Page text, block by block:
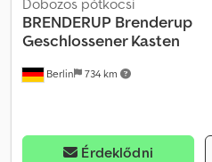
Berlin 734 km
Dobozos pótkocsi
BRENDERUP Brenderup
Geschlossener Kasten
Érdeklődni